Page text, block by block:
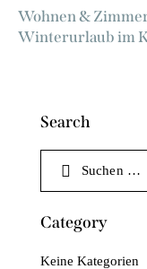
Wohnen &
Winterurlaub im
Search
Category
Keine Kategorien